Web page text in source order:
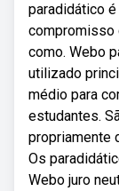
paradidático
compromisso
como. Webo
utilizado
médio para
estudantes.
propriamente
Os
Webo juro